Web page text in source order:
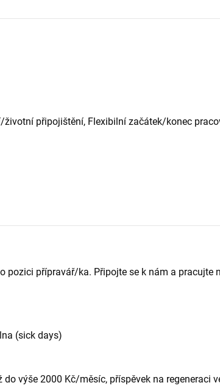
připojištění, Flexibilní začátek/konec
pozici přípravář/ka. Připojte se k nám a pracujte
(sick days)
výše 2000 Kč/měsíc, příspěvek na regeneraci